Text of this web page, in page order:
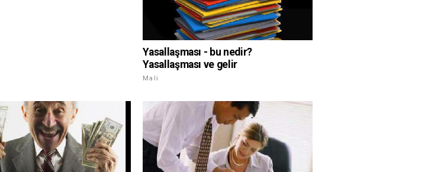
Yasallaşması - bu nedir?
Yasallaşması ve gelir
Mali